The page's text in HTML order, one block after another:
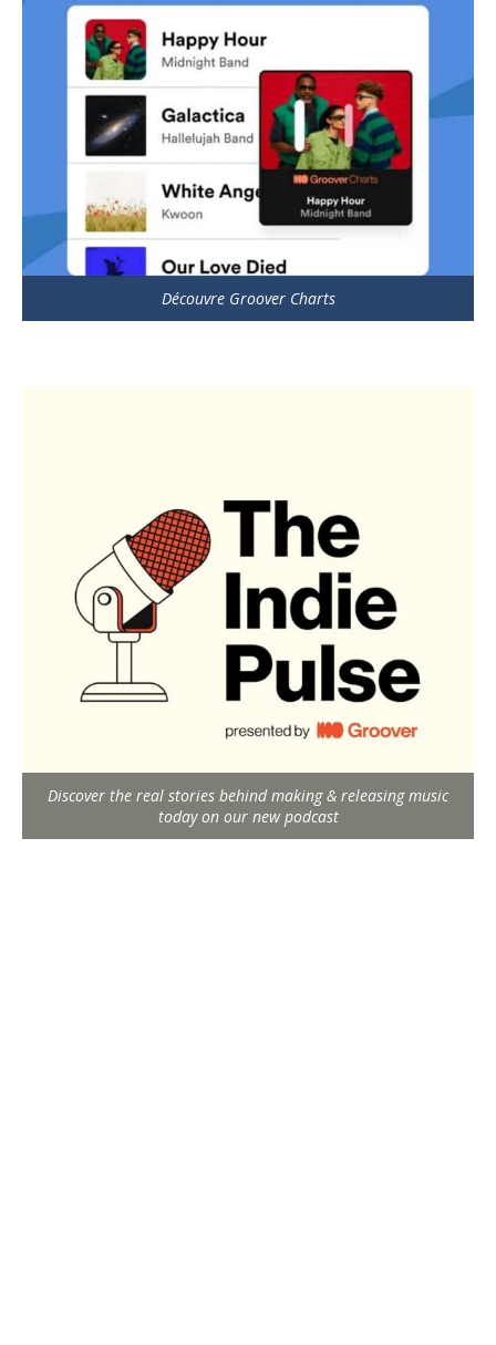
Découvre Groover Charts
Discover the real stories behind making & releasing music
today on our new podcast